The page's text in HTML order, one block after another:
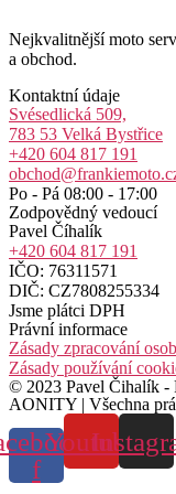
Nejkvalitnější moto
a obchod.
Kontaktní údaje
Svésedlická 509,
783 53 Velká Bystřice
+420 604 817 191
Po - Pá 08:00 - 17:00
Zodpovědný vedoucí
Pavel Číhalík
+420 604 817 191
IČO: 76311571
DIČ: CZ7808255334
Jsme plátci DPH
Právní informace
Zásady zpracování
Zásady používání
© 2023 Pavel Čihalík -
AONITY | Všechna
f
Youtube